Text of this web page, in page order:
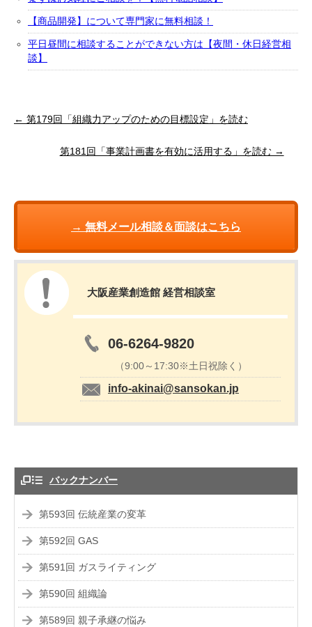
【商品開発】について専門家に無料相談！
平日昼間に相談することができない方は【夜間・休日経営相
談】
← 第179回「組織力アップのための目標設定」を読む
第181回「事業計画書を有効に活用する」を読む →
→ 無料メール相談＆面談はこちら
大阪産業創造館 経営相談室
06-6264-9820
（9:00～17:30※土日祝除く）
info-akinai@sansokan.jp
バックナンバー
第593回 伝統産業の変革
第592回 GAS
第591回 ガスライティング
第590回 組織論
第589回 親子承継の悩み